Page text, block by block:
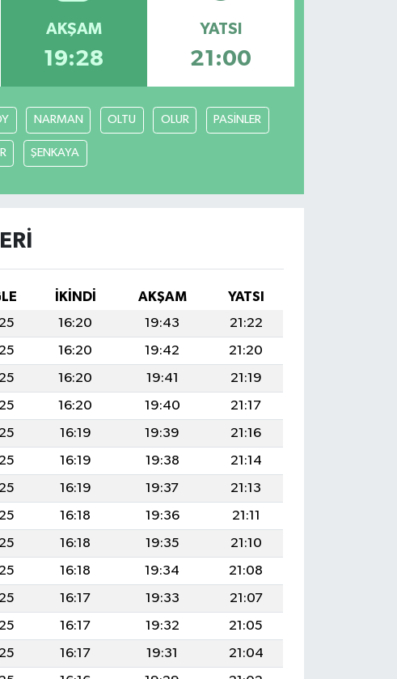
AKŞAM
19:28
YATSI
21:00
NARMAN OLTU OLUR PASİNLER
ŞENKAYA
İKINDI AKŞAM
YATSI
16:20 19:43
21:22
16:20 19:42
21:20
16:20 19:41
21:19
16:20 19:40
21:17
16:19 19:39
21:16
16:19 19:38
21:14
16:19 19:37
21:13
16:18 19:36
21:11
16:18 19:35
21:10
16:18 19:34
21:08
16:17 19:33
21:07
16:17 19:32
21:05
16:17 19:31
21:04